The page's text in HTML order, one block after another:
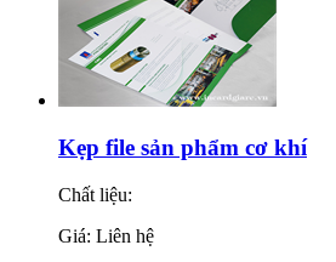
Kẹp file sản phẩm cơ khí
Chất liệu:
Giá: Liên hệ